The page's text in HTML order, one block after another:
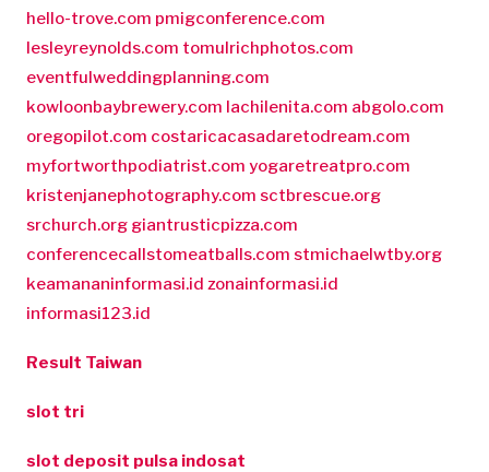
hello-trove.com pmigconference.com
lesleyreynolds.com tomulrichphotos.com
eventfulweddingplanning.com
kowloonbaybrewery.com lachilenita.com abgolo.com
oregopilot.com costaricacasadaretodream.com
myfortworthpodiatrist.com yogaretreatpro.com
kristenjanephotography.com sctbrescue.org
srchurch.org giantrusticpizza.com
conferencecallstomeatballs.com stmichaelwtby.org
keamananinformasi.id zonainformasi.id
informasi123.id
Result Taiwan
slot tri
slot deposit pulsa indosat